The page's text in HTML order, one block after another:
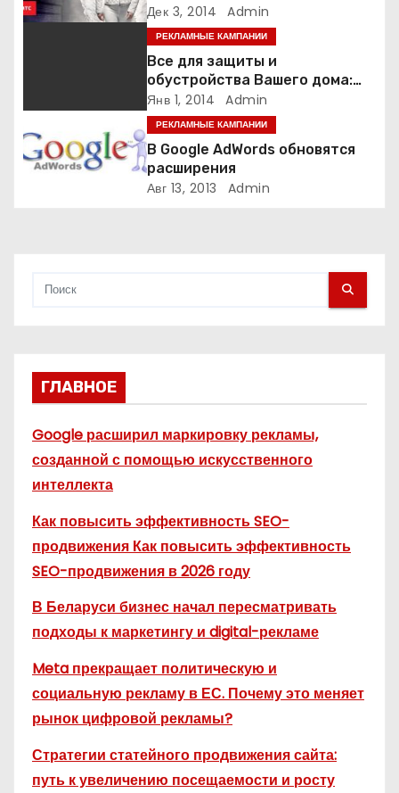
о
п
и
Дек 3, 2014 Admin
РЕКЛАМНЫЕ КАМПАНИИ
Все для защиты и
обустройства Вашего дома:
роллеты и ворота
Янв 1, 2014 Admin
РЕКЛАМНЫЕ КАМПАНИИ
В Google AdWords обновятся
расширения
Авг 13, 2013 Admin
ГЛАВНОЕ
Google расширил маркировку рекламы,
созданной с помощью искусственного
интеллекта
Как повысить эффективность SEO-
продвижения Как повысить эффективность
SEO-продвижения в 2026 году
В Беларуси бизнес начал пересматривать
подходы к маркетингу и digital-рекламе
Meta прекращает политическую и
социальную рекламу в ЕС. Почему это меняет
рынок цифровой рекламы?
Стратегии статейного продвижения сайта:
путь к увеличению посещаемости и росту